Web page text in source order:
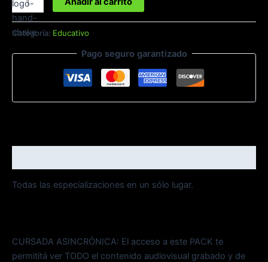
Categoría: Educativo
Pago seguro garantizado
Todas las especializaciones en un sólo lugar.
CURSADA ASINCRÓNICA: El acceso a este PACK te
permititá ver TODO el contenido audiovisual grabado y de